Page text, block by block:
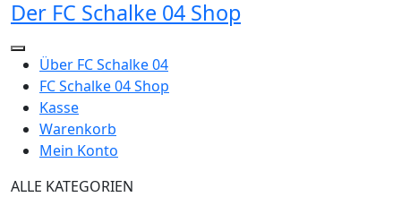
Zum
springen
Der FC Schalke 04 Shop
Über FC Schalke 04
FC Schalke 04 Shop
Kasse
Warenkorb
Mein Konto
ALLE KATEGORIEN